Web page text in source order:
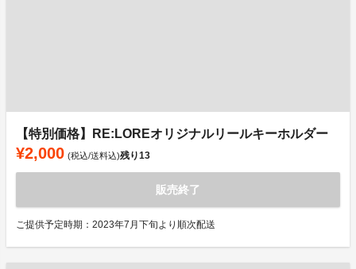
【特別価格】RE:LOREオリジナルリールキーホルダー
¥2,000 (税込/送料込)残り13
販売終了
ご提供予定時期：2023年7月下旬より順次配送